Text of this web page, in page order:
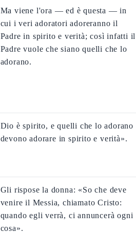
Ma viene l'ora — ed è questa — in
cui i veri adoratori adoreranno il
Padre in spirito e verità; così infatti il
Padre vuole che siano quelli che lo
adorano.
Dio è spirito, e quelli che lo adorano
devono adorare in spirito e verità».
Gli rispose la donna: «So che deve
venire il Messia, chiamato Cristo:
quando egli verrà, ci annuncerà ogni
cosa».